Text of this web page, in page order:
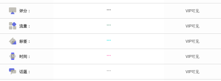
评分： *** VIP可见
流量： *** VIP可见
标签： *** VIP可见
时间： *** VIP可见
话题： *** VIP可见